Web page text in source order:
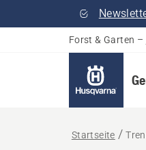
Forst & Garten –
Startseite